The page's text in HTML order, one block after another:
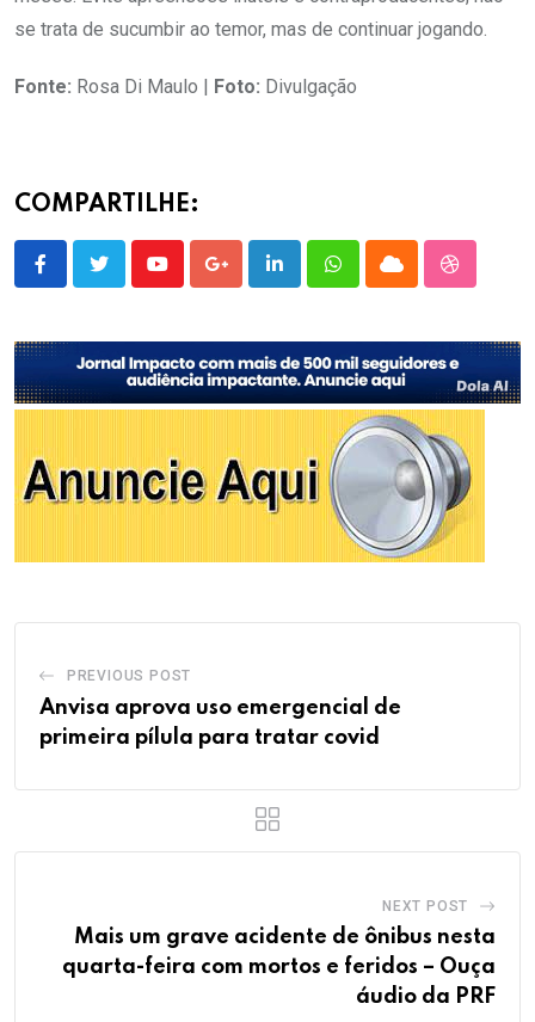
se trata de sucumbir ao temor, mas de continuar jogando.
Fonte: Rosa Di Maulo | Foto: Divulgação
COMPARTILHE:
YoutubeGoogle+LinkedInWhatsappCloud
PREVIOUS POST
Anvisa aprova uso emergencial de
primeira pílula para tratar covid
NEXT POST
Mais um grave acidente de ônibus nesta
quarta-feira com mortos e feridos – Ouça
áudio da PRF